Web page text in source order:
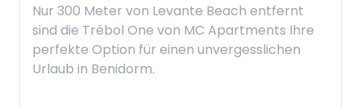
Nur 300 Meter von Levante Beach entfernt
sind die Trébol One von MC Apartments Ihre
perfekte Option für einen unvergesslichen
Urlaub in Benidorm.